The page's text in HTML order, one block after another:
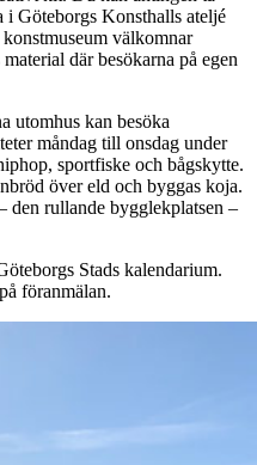
i Göteborgs Konsthalls ateljé
välkomnar
där besökarna på egen
utomhus kan besöka
måndag till onsdag under
sportfiske och bågskytte.
över eld och byggas koja.
den rullande bygglekplatsen –
Stads kalendarium.
föranmälan.